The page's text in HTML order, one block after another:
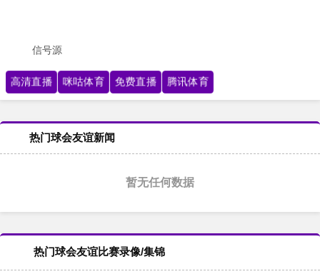
信号源
高清直播 咪咕体育 免费直播 腾讯体育
热门球会友谊新闻
暂无任何数据
热门球会友谊比赛录像/集锦